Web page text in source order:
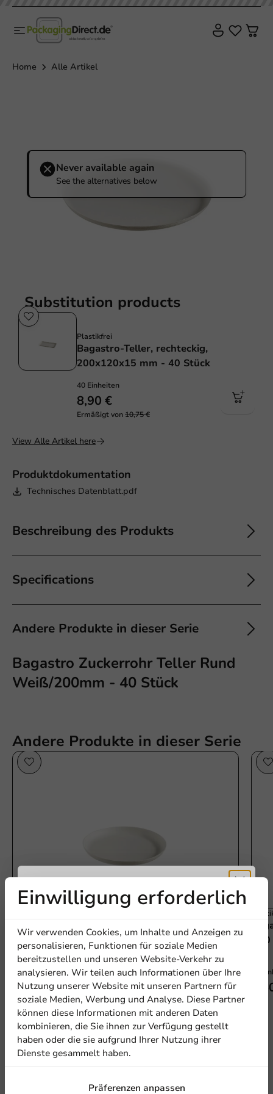
Home Alle Artikel
Never available again
See the alternatives below
Produktdokumentation
Technisches Datenblatt.pdf
Beschreibung des Produkts
Specifications
Andere Produkte in dieser Serie
Substitution products
Plastikfrei
Bagastro-Teller, rechteckig,
200x120x15 mm - 40 Stück
40 Einheiten
8,90 €
Ermäßigt von10,75 €
View Alle Artikel here
Bagastro Zuckerrohr Teller Rund
Weiß/200mm - 40 Stück
Andere Produkte in dieser Serie
Bagastro Zuckerrohr-Teller Rund Weiß/120mm
- 40 Stück
40 Einheiten
3,90 €
Ermäßigt von5,90 €
-
40
Einwilligung erforderlich
Wir verwenden Cookies, um Inhalte und Anzeigen zu
personalisieren, Funktionen für soziale Medien
bereitzustellen und unseren Website-Verkehr zu
analysieren. Wir teilen auch Informationen über Ihre
Nutzung unserer Website mit unseren Partnern für
soziale Medien, Werbung und Analyse. Diese Partner
können diese Informationen mit anderen Daten
kombinieren, die Sie ihnen zur Verfügung gestellt
haben oder die sie aufgrund Ihrer Nutzung ihrer
Dienste gesammelt haben.
Präferenzen anpassen
Erhalten Sie
5% Rabatt
Abonnieren Sie unseren
Newsletter!